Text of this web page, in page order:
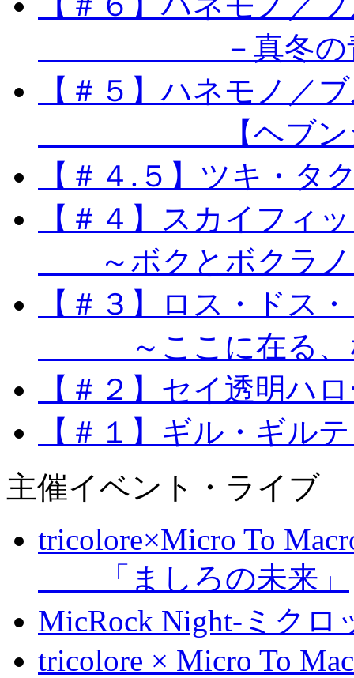
－真冬の青の
【＃５】ハネモノ／
【ヘブンシリ
【＃４.５】ツキ・
【＃４】スカイフィ
～ボクとボクラノ
【＃３】ロス・ドス
～ここに在る、
【＃２】セイ透明ハ
【＃１】ギル・ギル
主催イベント・ライブ
tricolore×Micro To
「ましろの未来」
MicRock Night-ミクロ
tricolore × Micro To